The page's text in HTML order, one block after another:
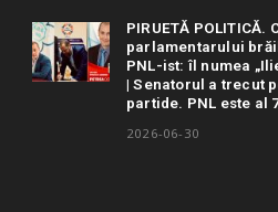
PIRUETĂ POLITICĂ.
parlamentarului
PNL-ist: îl numea
| Senatorul a trecut
partide. PNL este al
2026-06-30